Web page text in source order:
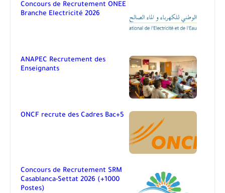
Concours de Recrutement ONEE
Branche Electricité 2026
ANAPEC Recrutement des
Enseignants
ONCF recrute des Cadres Bac+5
Concours de Recrutement SRM
Casablanca-Settat 2026 (+1000
Postes)